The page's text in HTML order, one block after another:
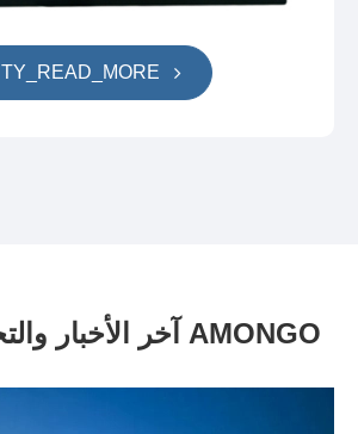
TY_READ_MORE
آخر الأخبار والتحديثات حول AMONGO